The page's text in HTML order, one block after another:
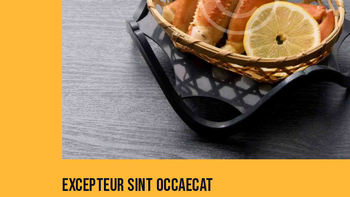
EXCEPTEUR SINT OCCAECAT